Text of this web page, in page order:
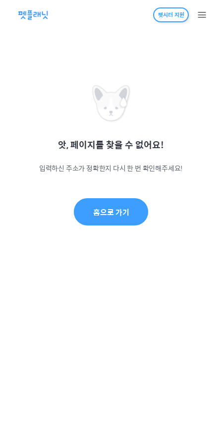
펫시터 지원
앗, 페이지를 찾을 수 없어요!
입력하신 주소가 정확한지 다시 한 번 확인해주세요!
홈으로 가기